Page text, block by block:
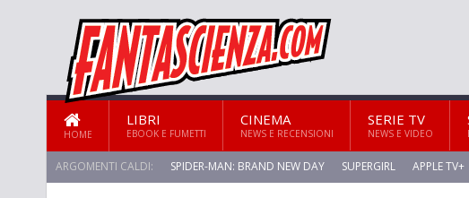
HOME
LIBRI
EBOOK E FUMETTI
CINEMA
NEWS E RECENSIONI
SERIE TV
NEWS E VIDEO
ARGOMENTI CALDI: SPIDER-MAN: BRAND NEW DAY SUPERGIRL APPLE TV+